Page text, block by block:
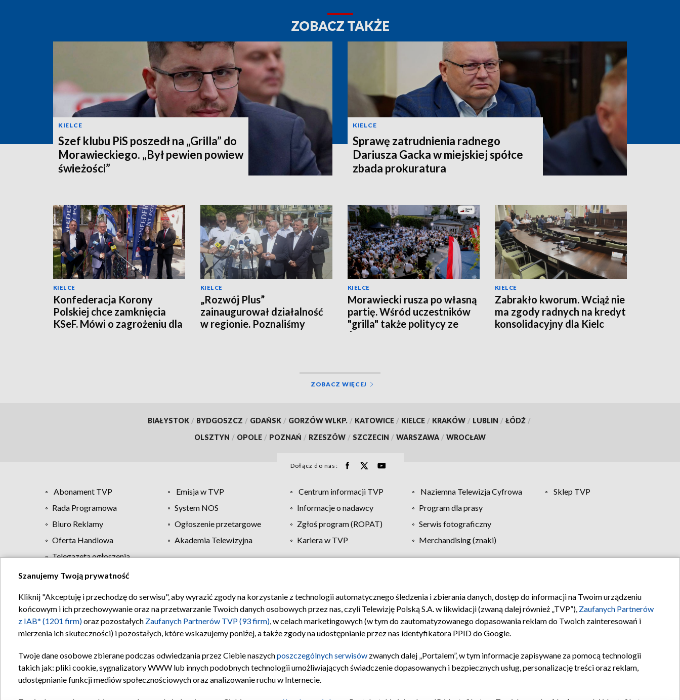
ZOBACZ TAKŻE
KIELCE
Szef klubu PiS poszedł na „Grilla” do
Morawieckiego. „Był pewien powiew
świeżości”
KIELCE
Sprawę zatrudnienia radnego
Dariusza Gacka w miejskiej spółce
zbada prokuratura
KIELCE
Konfederacja Korony
Polskiej chce zamknięcia
KSeF. Mówi o zagrożeniu dla
KIELCE
„Rozwój Plus”
zainaugurował działalność
w regionie. Poznaliśmy
KIELCE
Morawiecki rusza po własną
partię. Wśród uczestników
"grilla" także politycy ze
Świętokrzyskiego
KIELCE
Zabrakło kworum. Wciąż nie
ma zgody radnych na kredyt
konsolidacyjny dla Kielc
ZOBACZ WIĘCEJ
BIAŁYSTOK / BYDGOSZCZ / GDAŃSK / GORZÓW WLKP. / KATOWICE / KIELCE / KRAKÓW / LUBLIN / ŁÓDŹ /
OLSZTYN / OPOLE / POZNAŃ / RZESZÓW / SZCZECIN / WARSZAWA / WROCŁAW
Dołącz do nas:
Abonament TVP Emisja w TVP Centrum informacji TVP Naziemna Telewizja Cyfrowa
Sklep TVP
Rada Programowa
System NOS Informacje o nadawcy
Program dla prasy
Biuro Reklamy
Ogłoszenie przetargowe Zgłoś program (ROPAT)
Serwis fotograficzny
Oferta Handlowa
Akademia Telewizyjna Kariera w TVP
Merchandising (znaki)
Telegazeta ogłoszenia
Regulamin TVP Polityka prywatności Moje zgody Pomoc Biuro reklamy Kontakt
Szanujemy Twoją prywatność
Kliknij "Akceptuję i przechodzę do serwisu", aby wyrazić zgody na korzystanie z technologii automatycznego śledzenia i zbierania danych, dostęp do informacji na Twoim urządzeniu
końcowym i ich przechowywanie oraz na przetwarzanie Twoich danych osobowych przez nas, czyli Telewizję Polską S.A. w likwidacji (zwaną dalej również „TVP”), Zaufanych Partnerów
z IAB* (1201 firm)oraz pozostałych Zaufanych Partnerów TVP (93 firm), w celach marketingowych (w tym do zautomatyzowanego dopasowania reklam do Twoich zainteresowań i
mierzenia ich skuteczności) i pozostałych, które wskazujemy poniżej, a także zgody na udostępnianie przez nas identyfikatora PPID do Google.
Twoje dane osobowe zbierane podczas odwiedzania przez Ciebie naszychposzczególnych serwisów zwanych dalej „Portalem”, w tym informacje zapisywane za pomocą technologii
takich jak: pliki cookie, sygnalizatory WWW lub innych podobnych technologii umożliwiających świadczenie dopasowanych i bezpiecznych usług, personalizację treści oraz reklam,
udostępnianie funkcji mediów społecznościowych oraz analizowanie ruchu w Internecie.